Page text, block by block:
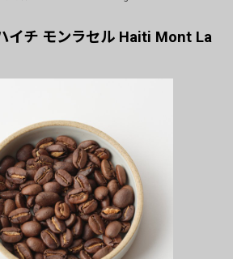
イチ モンラセル Haiti Mont La